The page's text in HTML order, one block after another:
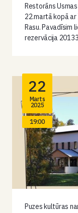
Restorāns
22.martā kopā ar
Rasu. Pavadīsim
rezervācija
22
Marts
2025
19:00
Puzes kultūras